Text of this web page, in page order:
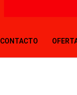
CONTACTO